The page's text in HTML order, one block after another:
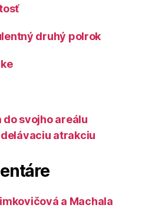
druhý polrok
do svojho areálu
atrakciu
a Machala